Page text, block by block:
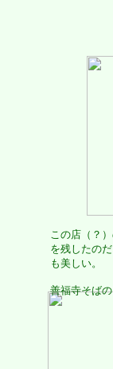
この店（？
を残したの
も美しい。
善福寺そば